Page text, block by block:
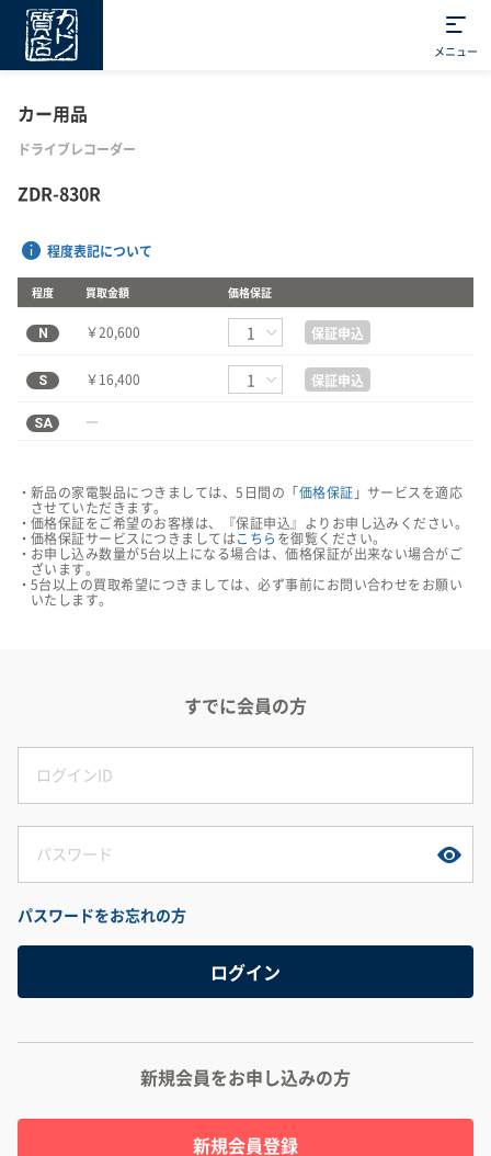
メニュー
カー用品
ドライブレコーダー
ZDR-830R
程度表記について
程度 買取金額 価格保証
N ￥20,600 保証申込
S ￥16,400 保証申込
SA ―
新品の家電製品につきましては、5日間の「 価格保証 」サービスを適応
させていただきます。
価格保証をご希望のお客様は、『保証申込』よりお申し込みください。
価格保証サービスにつきましては こちら を御覧ください。
お申し込み数量が5台以上になる場合は、価格保証が出来ない場合がご
ざいます。
5台以上の買取希望につきましては、必ず事前にお問い合わせをお願い
いたします。
すでに会員の方
パスワードをお忘れの方
新規会員をお申し込みの方
新規会員登録